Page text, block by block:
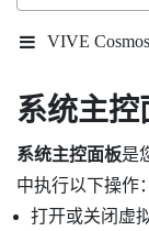
VIVE
系统主控
系统主控面板是
中执行以下操作：
打开或关闭虚